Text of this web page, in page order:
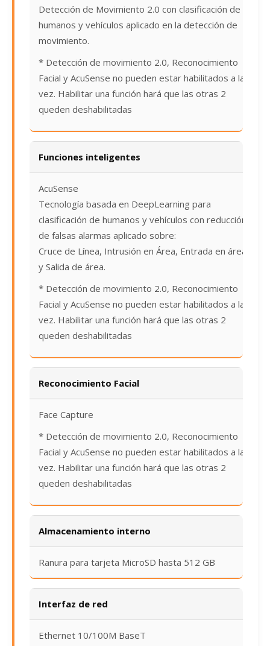
Detección de Movimiento 2.0 con clasificación de
humanos y vehículos aplicado en la detección de
movimiento.
* Detección de movimiento 2.0, Reconocimiento
Facial y AcuSense no pueden estar habilitados a la
vez. Habilitar una función hará que las otras 2
queden deshabilitadas
Funciones inteligentes
AcuSense
Tecnología basada en DeepLearning para
clasificación de humanos y vehículos con reducción
de falsas alarmas aplicado sobre:
Cruce de Línea, Intrusión en Área, Entrada en área
y Salida de área.
* Detección de movimiento 2.0, Reconocimiento
Facial y AcuSense no pueden estar habilitados a la
vez. Habilitar una función hará que las otras 2
queden deshabilitadas
Reconocimiento Facial
Face Capture
* Detección de movimiento 2.0, Reconocimiento
Facial y AcuSense no pueden estar habilitados a la
vez. Habilitar una función hará que las otras 2
queden deshabilitadas
Almacenamiento interno
Ranura para tarjeta MicroSD hasta 512 GB
Interfaz de red
Ethernet 10/100M BaseT